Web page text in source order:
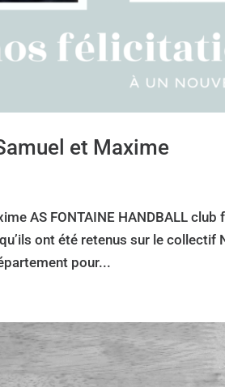
et Maxime
AS FONTAINE HANDBALL
ont été retenus sur le collectif
pour...